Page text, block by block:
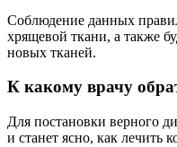
Соблюдение данных
хрящевой ткани, а также
новых тканей.
К какому врачу
Для постановки верного
и станет ясно, как лечить